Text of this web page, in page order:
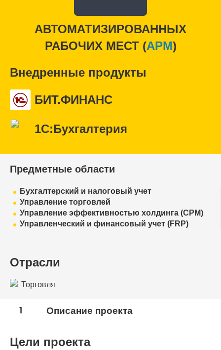
АВТОМАТИЗИРОВАННЫХ
РАБОЧИХ МЕСТ (APM)
Внедренные продукты
БИТ.ФИНАНС
1С:Бухгалтерия
Предметные области
Бухгалтерский и налоговый учет
Управление торговлей
Управление эффективностью холдинга (CPM)
Управленческий и финансовый учет (FRP)
Отрасли
Торговля
1 Описание проекта
Цели проекта